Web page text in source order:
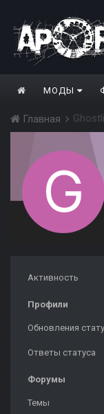
МОДЫ
Главная
Активность
Профили
Обновления
Ответы статуса
Форумы
Темы